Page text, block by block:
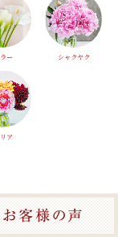
ー シャクヤク
ア